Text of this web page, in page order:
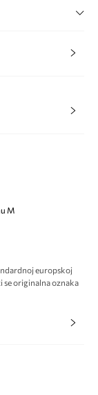
M
europskoj
se originalna oznaka